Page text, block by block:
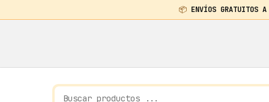
📦 ENVÍOS GRATUITOS